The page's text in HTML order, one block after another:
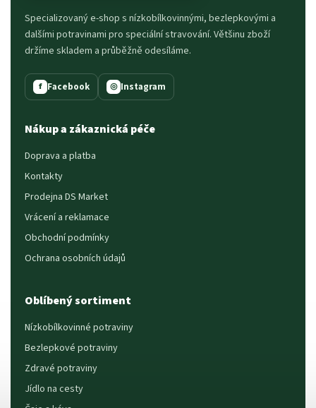
Specializovaný e-shop s nízkobílkovinnými, bezlepkovými a
dalšími potravinami pro speciální stravování. Většinu zboží
držíme skladem a průběžně odesíláme.
f Facebook ◎ Instagram
Nákup a zákaznická péče
Doprava a platba
Kontakty
Prodejna DS Market
Vrácení a reklamace
Obchodní podmínky
Ochrana osobních údajů
Oblíbený sortiment
Nízkobílkovinné potraviny
Bezlepkové potraviny
Zdravé potraviny
Jídlo na cesty